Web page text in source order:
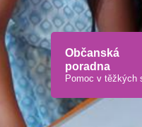
Občanská
poradna
Pomoc v těžkých